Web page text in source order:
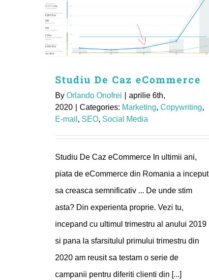
Studiu De Caz eCommerce
By Orlando Onofrei
aprilie 6th,
2020
Categories: Marketing, Copywriting,
E-mail , SEO, Social Media
Studiu De Caz eCommerce In ultimii ani,
piata de eCommerce din Romania a inceput
sa creasca semnificativ ... De unde stim
asta? Din experienta proprie. Vezi tu,
incepand cu ultimul trimestru al anului 2019
si pana la sfarsitulul primului trimestru din
2020 am reusit sa testam o serie de
campanii pentru diferiti clienti din [...]